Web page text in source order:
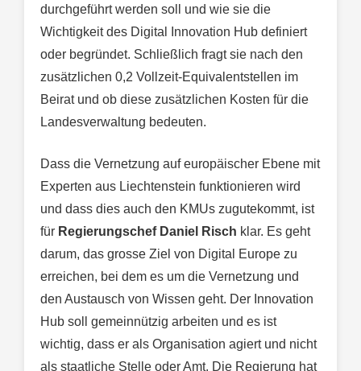
durchgeführt werden soll und wie sie die
Wichtigkeit des Digital Innovation Hub definiert
oder begründet. Schließlich fragt sie nach den
zusätzlichen 0,2 Vollzeit-Equivalentstellen im
Beirat und ob diese zusätzlichen Kosten für die
Landesverwaltung bedeuten.
Dass die Vernetzung auf europäischer Ebene mit
Experten aus Liechtenstein funktionieren wird
und dass dies auch den KMUs zugutekommt, ist
für Regierungschef Daniel Risch klar. Es geht
darum, das grosse Ziel von Digital Europe zu
erreichen, bei dem es um die Vernetzung und
den Austausch von Wissen geht. Der Innovation
Hub soll gemeinnützig arbeiten und es ist
wichtig, dass er als Organisation agiert und nicht
als staatliche Stelle oder Amt. Die Regierung hat